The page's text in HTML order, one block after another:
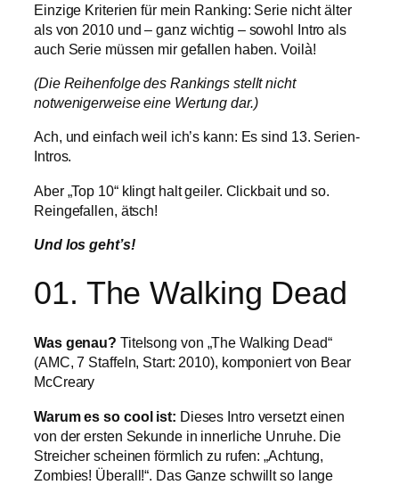
Einzige Kriterien für mein Ranking: Serie nicht älter
als von 2010 und – ganz wichtig – sowohl Intro als
auch Serie müssen mir gefallen haben. Voilà!
(Die Reihenfolge des Rankings stellt nicht
notwenigerweise eine Wertung dar.)
Ach, und einfach weil ich’s kann: Es sind 13. Serien-
Intros.
Aber „Top 10“ klingt halt geiler. Clickbait und so.
Reingefallen, ätsch!
Und los geht’s!
01. The Walking Dead
Was genau? Titelsong von „The Walking Dead“
(AMC, 7 Staffeln, Start: 2010), komponiert von Bear
McCreary
Warum es so cool ist: Dieses Intro versetzt einen
von der ersten Sekunde in innerliche Unruhe. Die
Streicher scheinen förmlich zu rufen: „Achtung,
Zombies! Überall!“. Das Ganze schwillt so lange